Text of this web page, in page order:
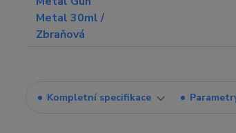
Kompletní specifikace